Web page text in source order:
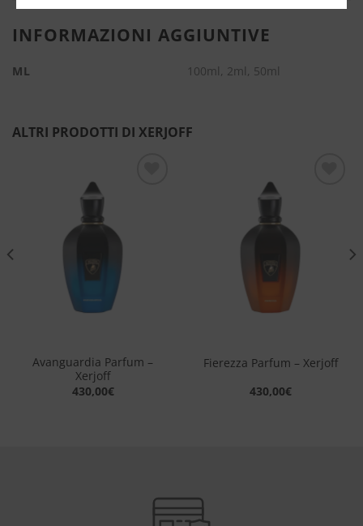
INFORMAZIONI AGGIUNTIVE
ML 100ml, 2ml, 50ml
ALTRI PRODOTTI DI XERJOFF
desideri
Avanguardia Parfum –
Xerjoff
430,00€
desideri
Fierezza Parfum – Xerjoff
430,00€